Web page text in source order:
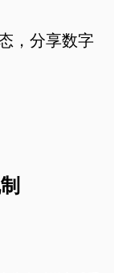
，分享数字